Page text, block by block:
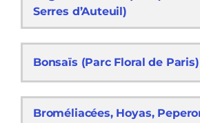
Serres d’Auteuil)
Bonsaïs (Parc Floral de Paris)
Broméliacées, Hoyas,